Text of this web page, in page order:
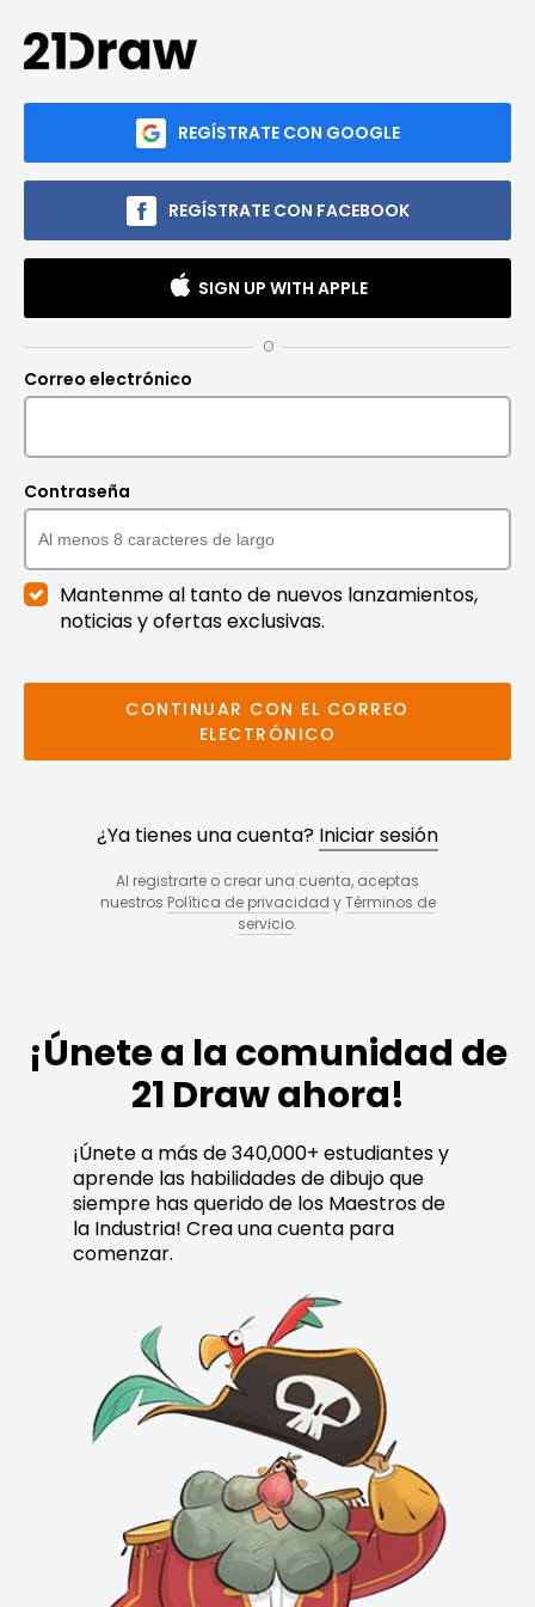
REGÍSTRATE CON GOOGLE
REGÍSTRATE CON FACEBOOK
SIGN UP WITH APPLE
O
Correo electrónico
Contraseña
Mantenme al tanto de nuevos lanzamientos,
noticias y ofertas exclusivas.
CONTINUAR CON EL CORREO
ELECTRÓNICO
¿Ya tienes una cuenta? Iniciar sesión
Al registrarte o crear una cuenta, aceptas
nuestros Política de privacidad yTérminos de
servicio.
¡Únete a la comunidad de
21 Draw ahora!
¡Únete a más de 340,000+ estudiantes y
aprende las habilidades de dibujo que
siempre has querido de los Maestros de
la Industria! Crea una cuenta para
comenzar.